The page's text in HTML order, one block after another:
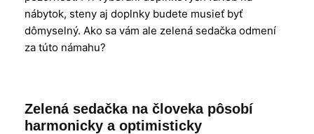
nábytok, steny aj doplnky budete musieť byť
dômyselný. Ako sa vám ale zelená sedačka odmení
za túto námahu?
Zelená sedačka na človeka pôsobí
harmonicky a optimisticky